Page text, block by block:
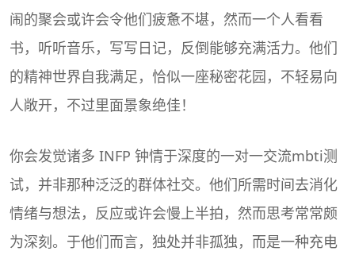
闹的聚会或许会令他们疲惫不堪，然而一个人看看
书，听听音乐，写写日记，反倒能够充满活力。他们
的精神世界自我满足，恰似一座秘密花园，不轻易向
人敞开，不过里面景象绝佳！
你会发觉诸多 INFP 钟情于深度的一对一交流mbti测
试，并非那种泛泛的群体社交。他们所需时间去消化
情绪与想法，反应或许会慢上半拍，然而思考常常颇
为深刻。于他们而言，独处并非孤独，而是一种充电